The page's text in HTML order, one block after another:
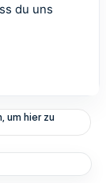
du uns
um hier zu